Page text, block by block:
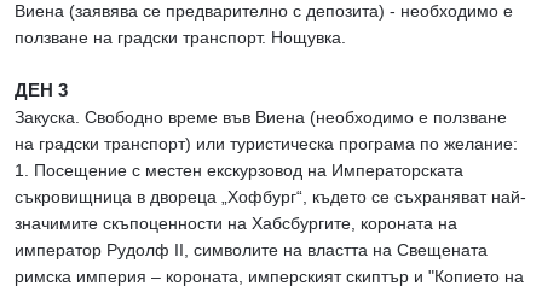
Виена (заявява се предварително с депозита) - необходимо е
ползване на градски транспорт. Нощувка.
ДЕН 3
Закуска. Свободно време във Виена (необходимо е ползване
на градски транспорт) или туристическа програма по желание:
1. Посещение с местен екскурзовод на Императорската
съкровищница в двореца „Хофбург“, където се съхраняват най-
значимите скъпоценности на Хабсбургите, короната на
император Рудолф II, символите на властта на Свещената
римска империя – короната, имперският скиптър и "Копието на